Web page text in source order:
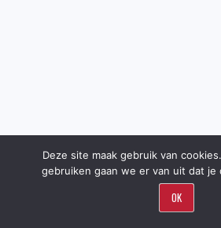
Deze site maak gebruik van
gebruiken gaan we er van uit dat je
OK